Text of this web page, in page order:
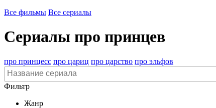
Все фильмы Все сериалы
Сериалы про принцев
про принцесс про цариц про царство про эльфов
Фильтр
Жанр